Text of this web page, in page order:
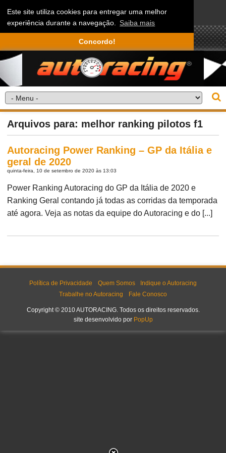
Este site utiliza cookies para entregar uma melhor
experiência durante a navegação. Saiba mais
Concordo!
Arquivos para: melhor ranking pilotos f1
Autoracing Power Ranking – GP da Itália e
geral de 2020
quinta-feira, 10 de setembro de 2020 às 13:03
Power Ranking Autoracing do GP da Itália de 2020 e
Ranking Geral contando já todas as corridas da temporada
até agora. Veja as notas da equipe do Autoracing e do [...]
Política de Privacidade Quem Somos
Indique o Autoracing
Trabalhe no Autoracing
Fale Conosco
Copyright © 2010 AUTORACING. Todos os direitos reservados.
site desenvolvido por PopUp